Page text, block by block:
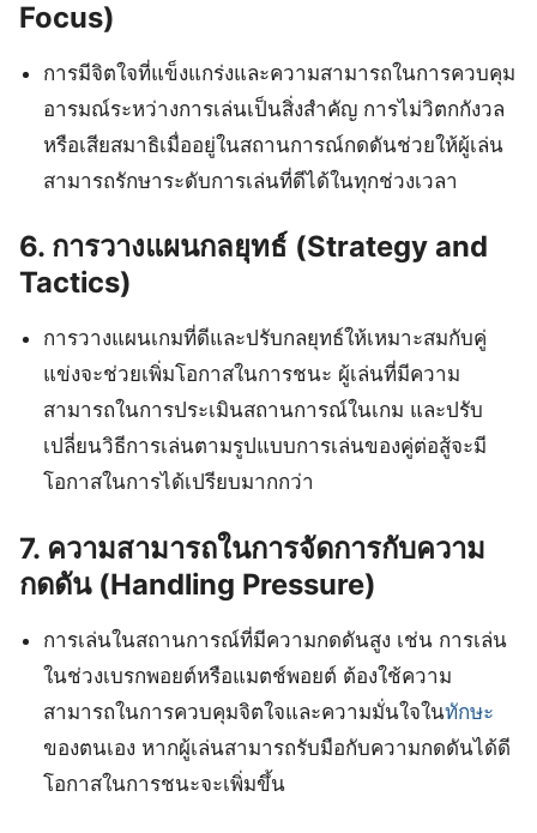
Focus)
การมีจิตใจที่แข็งแกร่งและความสามารถในการควบคุม
อารมณ์ระหว่างการเล่นเป็นสิ่งสำคัญ การไม่วิตกกังวล
หรือเสียสมาธิเมื่ออยู่ในสถานการณ์กดดันช่วยให้ผู้เล่น
สามารถรักษาระดับการเล่นที่ดีได้ในทุกช่วงเวลา
6. การวางแผนกลยุทธ์ (Strategy and
Tactics)
การวางแผนเกมที่ดีและปรับกลยุทธ์ให้เหมาะสมกับคู่
แข่งจะช่วยเพิ่มโอกาสในการชนะ ผู้เล่นที่มีความ
สามารถในการประเมินสถานการณ์ในเกม และปรับ
เปลี่ยนวิธีการเล่นตามรูปแบบการเล่นของคู่ต่อสู้จะมี
โอกาสในการได้เปรียบมากกว่า
7. ความสามารถในการจัดการกับความ
กดดัน (Handling Pressure)
การเล่นในสถานการณ์ที่มีความกดดันสูง เช่น การเล่น
ในช่วงเบรกพอยต์หรือแมตช์พอยต์ ต้องใช้ความ
สามารถในการควบคุมจิตใจและความมั่นใจในทักษะ
ของตนเอง หากผู้เล่นสามารถรับมือกับความกดดันได้ดี
โอกาสในการชนะจะเพิ่มขึ้น